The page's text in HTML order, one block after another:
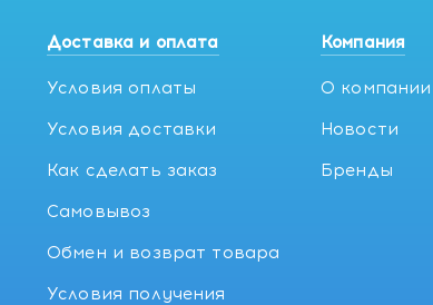
Доставка и оплата
Условия оплаты
Условия доставки
Как сделать заказ
Самовывоз
Обмен и возврат товара
Условия получения
Компания
О компании
Новости
Бренды